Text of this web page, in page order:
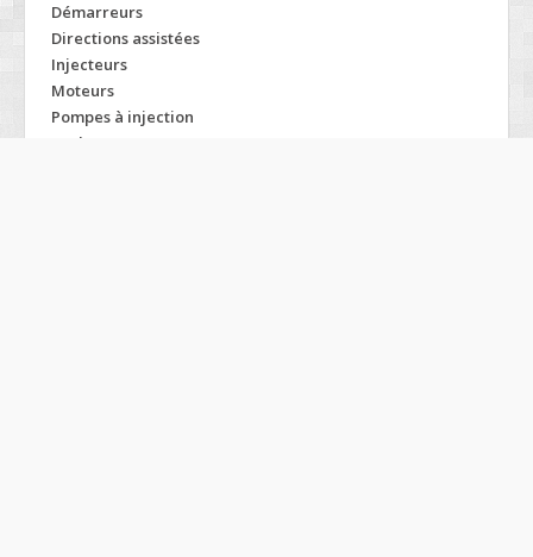
Démarreurs
Directions assistées
Injecteurs
Moteurs
Pompes à injection
Turbos